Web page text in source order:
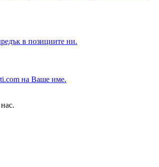
в позициите ни.
на Ваше име.